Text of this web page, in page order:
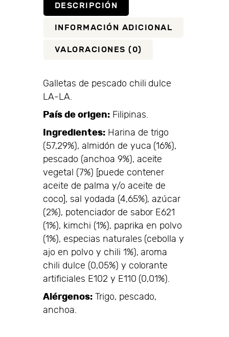
DESCRIPCIÓN
INFORMACIÓN ADICIONAL
VALORACIONES (0)
Galletas de pescado chili dulce
LA-LA.
País de origen:Filipinas.
Ingredientes:Harina de trigo
(57,29%), almidón de yuca (16%),
pescado (anchoa 9%), aceite
vegetal (7%) [puede contener
aceite de palma y/o aceite de
coco], sal yodada (4,65%), azúcar
(2%), potenciador de sabor E621
(1%), kimchi (1%), paprika en polvo
(1%), especias naturales (cebolla y
ajo en polvo y chili 1%), aroma
chili dulce (0,05%) y colorante
artificiales E102 y E110 (0,01%).
Alérgenos:Trigo, pescado,
anchoa.